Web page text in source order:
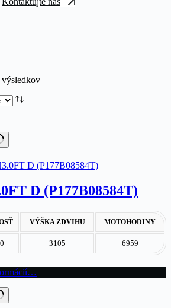
výsledkov
D (P177B08584T)
VÝŠKA ZDVIHU MOTOHODINY
3105 6959